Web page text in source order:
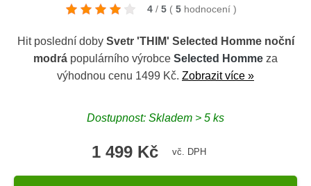
4 / 5 ( 5 hodnocení )
Hit poslední doby Svetr 'THIM' Selected Homme noční
modrá populárního výrobce Selected Homme za
výhodnou cenu 1499 Kč. Zobrazit více »
Dostupnost: Skladem > 5 ks
1 499 Kč vč. DPH